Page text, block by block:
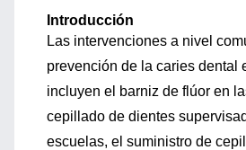
Introducción
Las intervenciones a nivel
prevención de la caries dental
incluyen el barniz de flúor en
cepillado de dientes
escuelas, el suministro de